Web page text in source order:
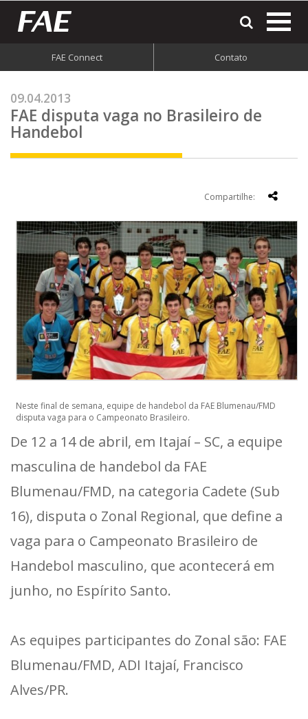
FAE Connect Contato
09.04.2013
FAE disputa vaga no Brasileiro de
Handebol
Compartilhe:
Neste final de semana, equipe de handebol da FAE Blumenau/FMD
disputa vaga para o Campeonato Brasileiro.
De 12 a 14 de abril, em Itajaí – SC, a equipe
masculina de handebol da FAE
Blumenau/FMD, na categoria Cadete (Sub
16), disputa o Zonal Regional, que define a
vaga para o Campeonato Brasileiro de
Handebol masculino, que acontecerá em
junho, no Espírito Santo.
As equipes participantes do Zonal são: FAE
Blumenau/FMD, ADI Itajaí, Francisco
Alves/PR.